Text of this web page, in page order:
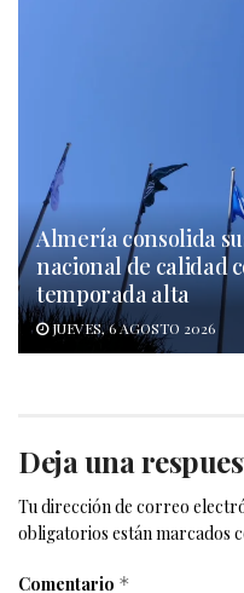
Almería consolida
nacional de calidad
temporada alta
JUEVES, 6 AGOSTO 2026
Deja una
Tu dirección de correo
obligatorios están marcados
Comentario *